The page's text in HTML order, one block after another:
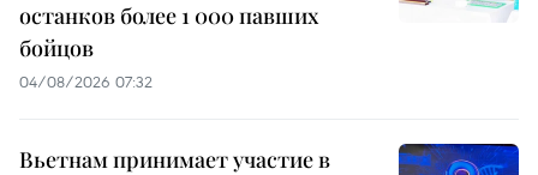
останков более 1 000 павших
бойцов
04/08/2026 07:32
Вьетнам принимает участие в